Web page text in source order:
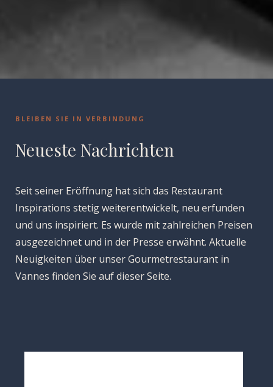
BLEIBEN SIE IN VERBINDUNG
Neueste Nachrichten
Seit seiner Eröffnung hat sich das Restaurant
Inspirations stetig weiterentwickelt, neu erfunden
und uns inspiriert. Es wurde mit zahlreichen Preisen
ausgezeichnet und in der Presse erwähnt. Aktuelle
Neuigkeiten über unser Gourmetrestaurant in
Vannes finden Sie auf dieser Seite.